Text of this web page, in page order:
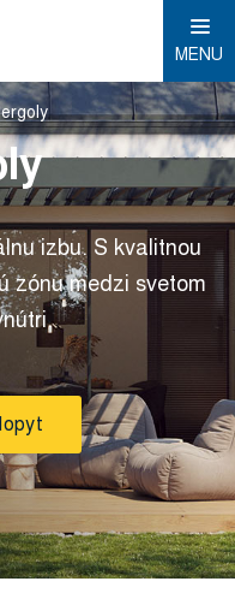
MENU
izbu. S kvalitnou
zónu medzi svetom